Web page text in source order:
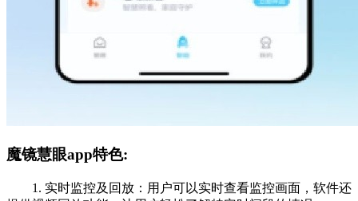
魔镜慧眼app特色:
1. 实时监控及回放：用户可以实时查看监控画面，软件还